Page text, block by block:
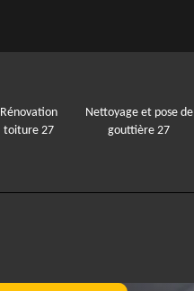
Rénovation
toiture 27
Nettoyage et pose de
gouttière 27